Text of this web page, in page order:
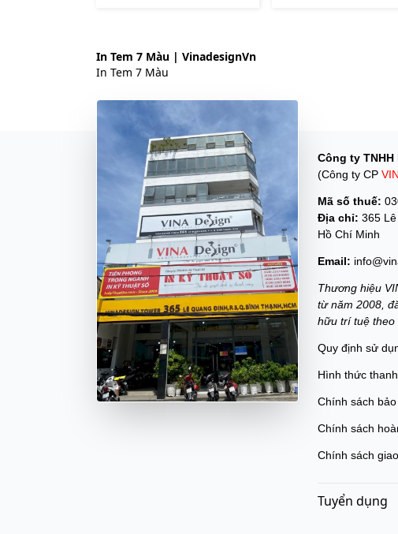
In Tem 7 Màu | VinadesignVn
In Tem 7 Màu
Công ty TNHH
(Công ty CP
Mã số thuế:
Địa chỉ: 365
Hồ Chí Minh
Email:
Thương hiệu
từ năm 2008,
hữu trí tuệ theo
Quy định sử
Hình thức
Chính sách
Chính sách
Chính sách
Tuyển dụng